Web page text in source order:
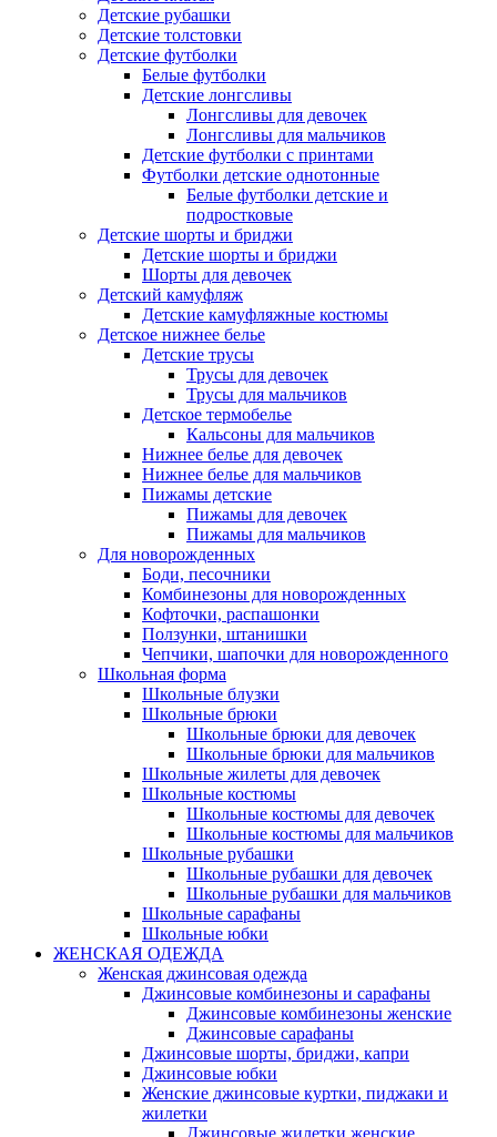
Детские рубашки
Детские толстовки
Детские футболки
Белые футболки
Детские лонгсливы
Лонгсливы для девочек
Лонгсливы для мальчиков
Детские футболки с принтами
Футболки детские однотонные
Белые футболки детские и
подростковые
Детские шорты и бриджи
Детские шорты и бриджи
Шорты для девочек
Детский камуфляж
Детские камуфляжные костюмы
Детское нижнее белье
Детские трусы
Трусы для девочек
Трусы для мальчиков
Детское термобелье
Кальсоны для мальчиков
Нижнее белье для девочек
Нижнее белье для мальчиков
Пижамы детские
Пижамы для девочек
Пижамы для мальчиков
Для новорожденных
Боди, песочники
Комбинезоны для новорожденных
Кофточки, распашонки
Ползунки, штанишки
Чепчики, шапочки для новорожденного
Школьная форма
Школьные блузки
Школьные брюки
Школьные брюки для девочек
Школьные брюки для мальчиков
Школьные жилеты для девочек
Школьные костюмы
Школьные костюмы для девочек
Школьные костюмы для мальчиков
Школьные рубашки
Школьные рубашки для девочек
Школьные рубашки для мальчиков
Школьные сарафаны
Школьные юбки
ЖЕНСКАЯ ОДЕЖДА
Женская джинсовая одежда
Джинсовые комбинезоны и сарафаны
Джинсовые комбинезоны женские
Джинсовые сарафаны
Джинсовые шорты, бриджи, капри
Джинсовые юбки
Женские джинсовые куртки, пиджаки и
жилетки
Джинсовые жилетки женские